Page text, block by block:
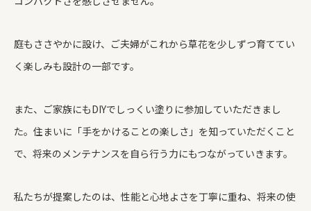
庭もささやかに設け、ご夫婦がこれから草花を少しずつ育ててい
く楽しみも設計の一部です。
また、ご家族にもDIYでしっくい塗りに参加していただきまし
た。住まいに「手をかけることの楽しさ」を知っていただくこと
で、将来のメンテナンスを自ら行う力にもつながっていきます。
私たちが提案したのは、性能と心地よさを丁寧に重ね、将来の使